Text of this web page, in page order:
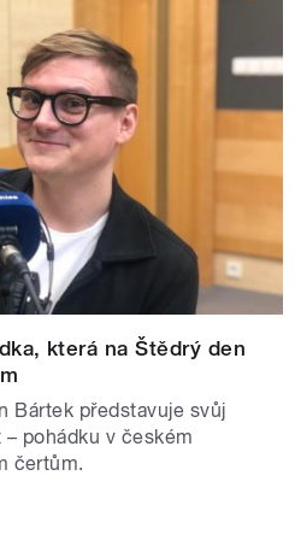
která na Štědrý den
Bártek představuje svůj
pohádku v českém
čertům.